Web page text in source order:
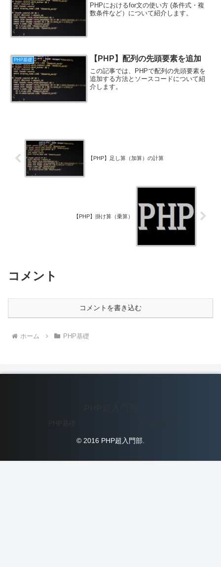
PHPにおけるfor文の使い方 (条件式・複
数条件など）について紹介します。
PHP基礎 【PHP】配列の先頭要素を追加
この記事では、PHPで配列の先頭要素を
追加する方法とソースコードについて紹
介します。
【PHP】足し算（加算）の計算
【PHP】掛け算（乗算）
コメント
コメントを書き込む
ホーム PHP基礎
© 2016 PHP超入門部.